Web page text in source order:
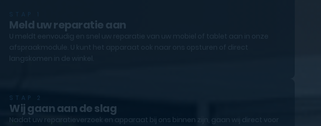
STAP 1
Meld uw reparatie aan
U meldt eenvoudig en snel uw reparatie van uw mobiel of tablet aan in onze
afspraakmodule. U kunt het apparaat ook naar ons opsturen of direct
langskomen in de winkel.
STAP 2
Wij gaan aan de slag
Nadat uw reparatieverzoek en apparaat bij ons binnen zijn, gaan wij direct voor